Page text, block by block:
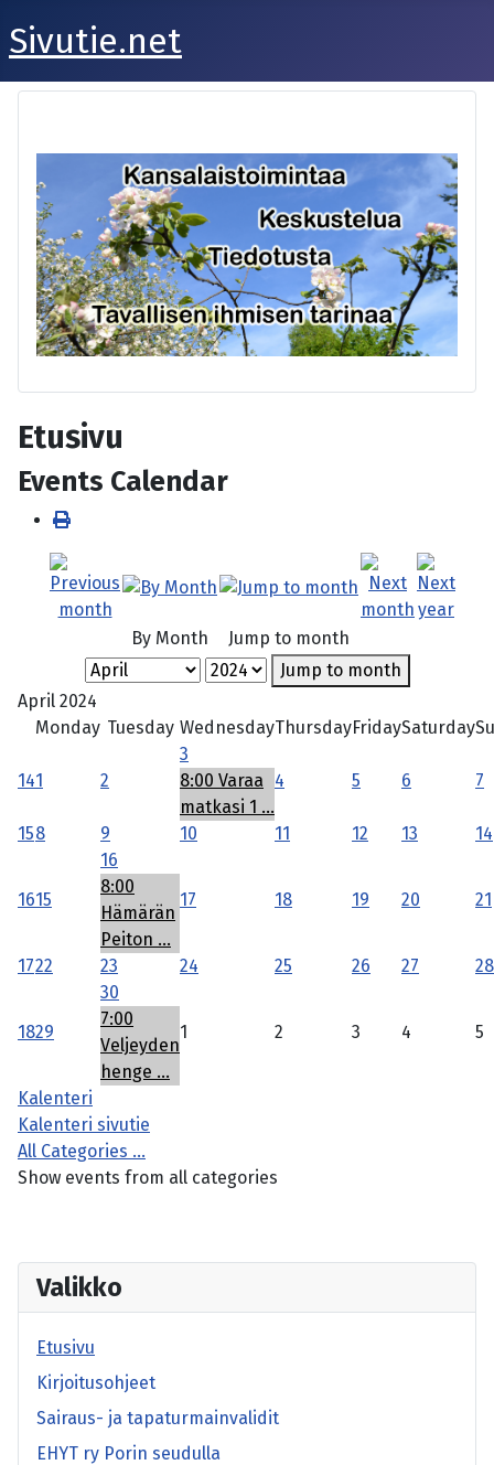
Sivutie.net
Etusivu
Events Calendar
By Month
Jump to month
Jump to month
April 2024
Monday Tuesday WednesdayThursdayFridaySaturday
141 2
3
8:00 Varaa
matkasi 1 ...
4 5 6 7
158 9 10 11 12 13 14
1615
16
8:00
Hämärän
Peiton ...
17 18 19 20 21
1722 23 24 25 26 27 28
1829
30
7:00
Veljeyden
henge ...
1 2 3 4 5
Kalenteri
Kalenteri sivutie
All Categories ...
Show events from all categories
Valikko
Etusivu
Kirjoitusohjeet
Sairaus- ja tapaturmainvalidit
EHYT ry Porin seudulla